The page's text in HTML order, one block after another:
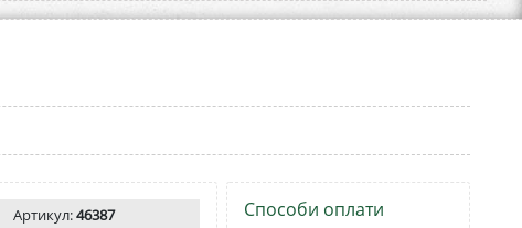
Артикул:46387 Способи оплати